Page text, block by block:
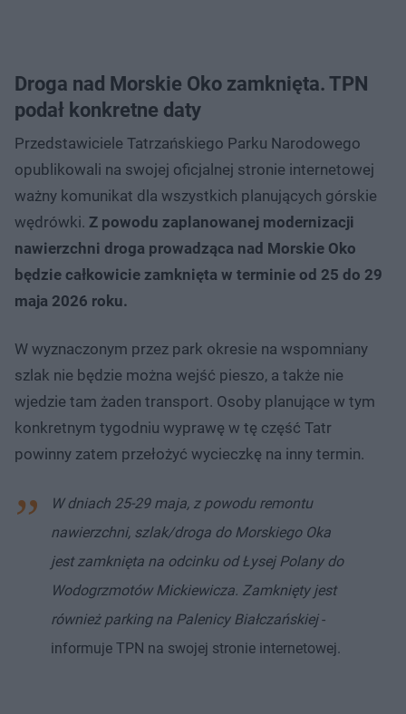
Droga nad Morskie Oko zamknięta. TPN
podał konkretne daty
Przedstawiciele Tatrzańskiego Parku Narodowego
opublikowali na swojej oficjalnej stronie internetowej
ważny komunikat dla wszystkich planujących górskie
wędrówki. Z powodu zaplanowanej modernizacji
nawierzchni droga prowadząca nad Morskie Oko
będzie całkowicie zamknięta w terminie od 25 do 29
maja 2026 roku.
W wyznaczonym przez park okresie na wspomniany
szlak nie będzie można wejść pieszo, a także nie
wjedzie tam żaden transport. Osoby planujące w tym
konkretnym tygodniu wyprawę w tę część Tatr
powinny zatem przełożyć wycieczkę na inny termin.
W dniach 25-29 maja, z powodu remontu
nawierzchni, szlak/droga do Morskiego Oka
jest zamknięta na odcinku od Łysej Polany do
Wodogrzmotów Mickiewicza. Zamknięty jest
również parking na Palenicy Białczańskiej-
informuje TPN na swojej stronie internetowej.